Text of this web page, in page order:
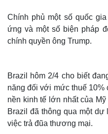
Chính phủ một số quốc
ứng và một số biện pháp
chính quyền ông Trump.
Brazil hôm 2/4 cho biết
năng đối với mức thuế
nền kinh tế lớn nhất của
Brazil đã thông qua một dự
việc trả đũa thương mại.